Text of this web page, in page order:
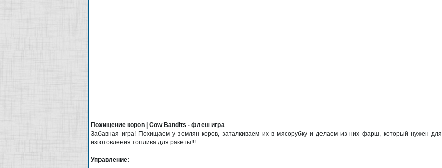
Похищение коров | Cow Bandits - флеш игра
Забавная игра! Похищаем у землян коров, заталкиваем их в мясорубку и делаем из них фарш, который нужен для
изготовления топлива для ракеты!!!
Управление: